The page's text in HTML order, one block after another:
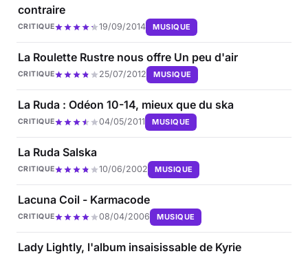
contraire
CRITIQUE 19/09/2014 MUSIQUE
La Roulette Rustre nous offre Un peu d'air
CRITIQUE 25/07/2012 MUSIQUE
La Ruda : Odéon 10-14, mieux que du ska
CRITIQUE 04/05/2011 MUSIQUE
La Ruda Salska
CRITIQUE 10/06/2002 MUSIQUE
Lacuna Coil - Karmacode
CRITIQUE 08/04/2006 MUSIQUE
Lady Lightly, l'album insaisissable de Kyrie